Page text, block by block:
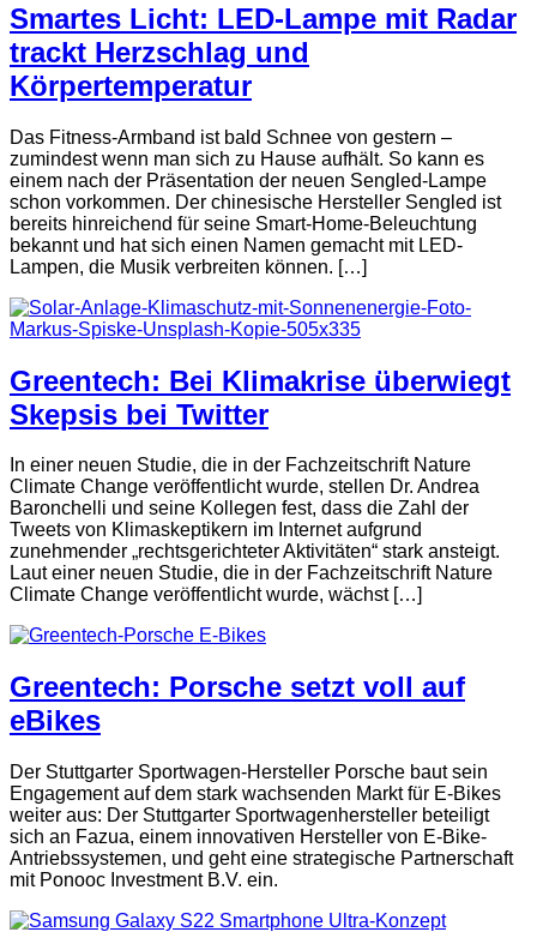
Smartes Licht: LED-Lampe mit Radar
trackt Herzschlag und
Körpertemperatur
Das Fitness-Armband ist bald Schnee von gestern –
zumindest wenn man sich zu Hause aufhält. So kann es
einem nach der Präsentation der neuen Sengled-Lampe
schon vorkommen. Der chinesische Hersteller Sengled ist
bereits hinreichend für seine Smart-Home-Beleuchtung
bekannt und hat sich einen Namen gemacht mit LED-
Lampen, die Musik verbreiten können. […]
Greentech: Bei Klimakrise überwiegt
Skepsis bei Twitter
In einer neuen Studie, die in der Fachzeitschrift Nature
Climate Change veröffentlicht wurde, stellen Dr. Andrea
Baronchelli und seine Kollegen fest, dass die Zahl der
Tweets von Klimaskeptikern im Internet aufgrund
zunehmender „rechtsgerichteter Aktivitäten“ stark ansteigt.
Laut einer neuen Studie, die in der Fachzeitschrift Nature
Climate Change veröffentlicht wurde, wächst […]
Greentech: Porsche setzt voll auf
eBikes
Der Stuttgarter Sportwagen-Hersteller Porsche baut sein
Engagement auf dem stark wachsenden Markt für E-Bikes
weiter aus: Der Stuttgarter Sportwagenhersteller beteiligt
sich an Fazua, einem innovativen Hersteller von E-Bike-
Antriebssystemen, und geht eine strategische Partnerschaft
mit Ponooc Investment B.V. ein.